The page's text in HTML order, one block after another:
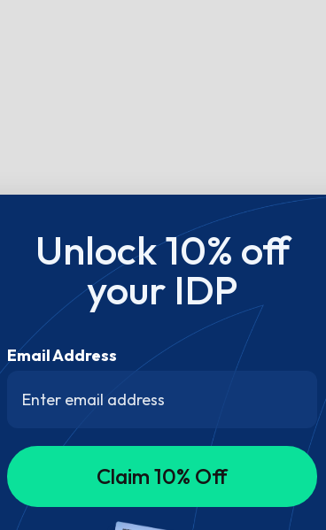
Unlock 10% off
your IDP
Email Address
Claim 10% Off